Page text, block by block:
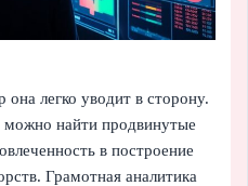
легко уводит в сторону.
найти продвинутые
в построение
Грамотная аналитика